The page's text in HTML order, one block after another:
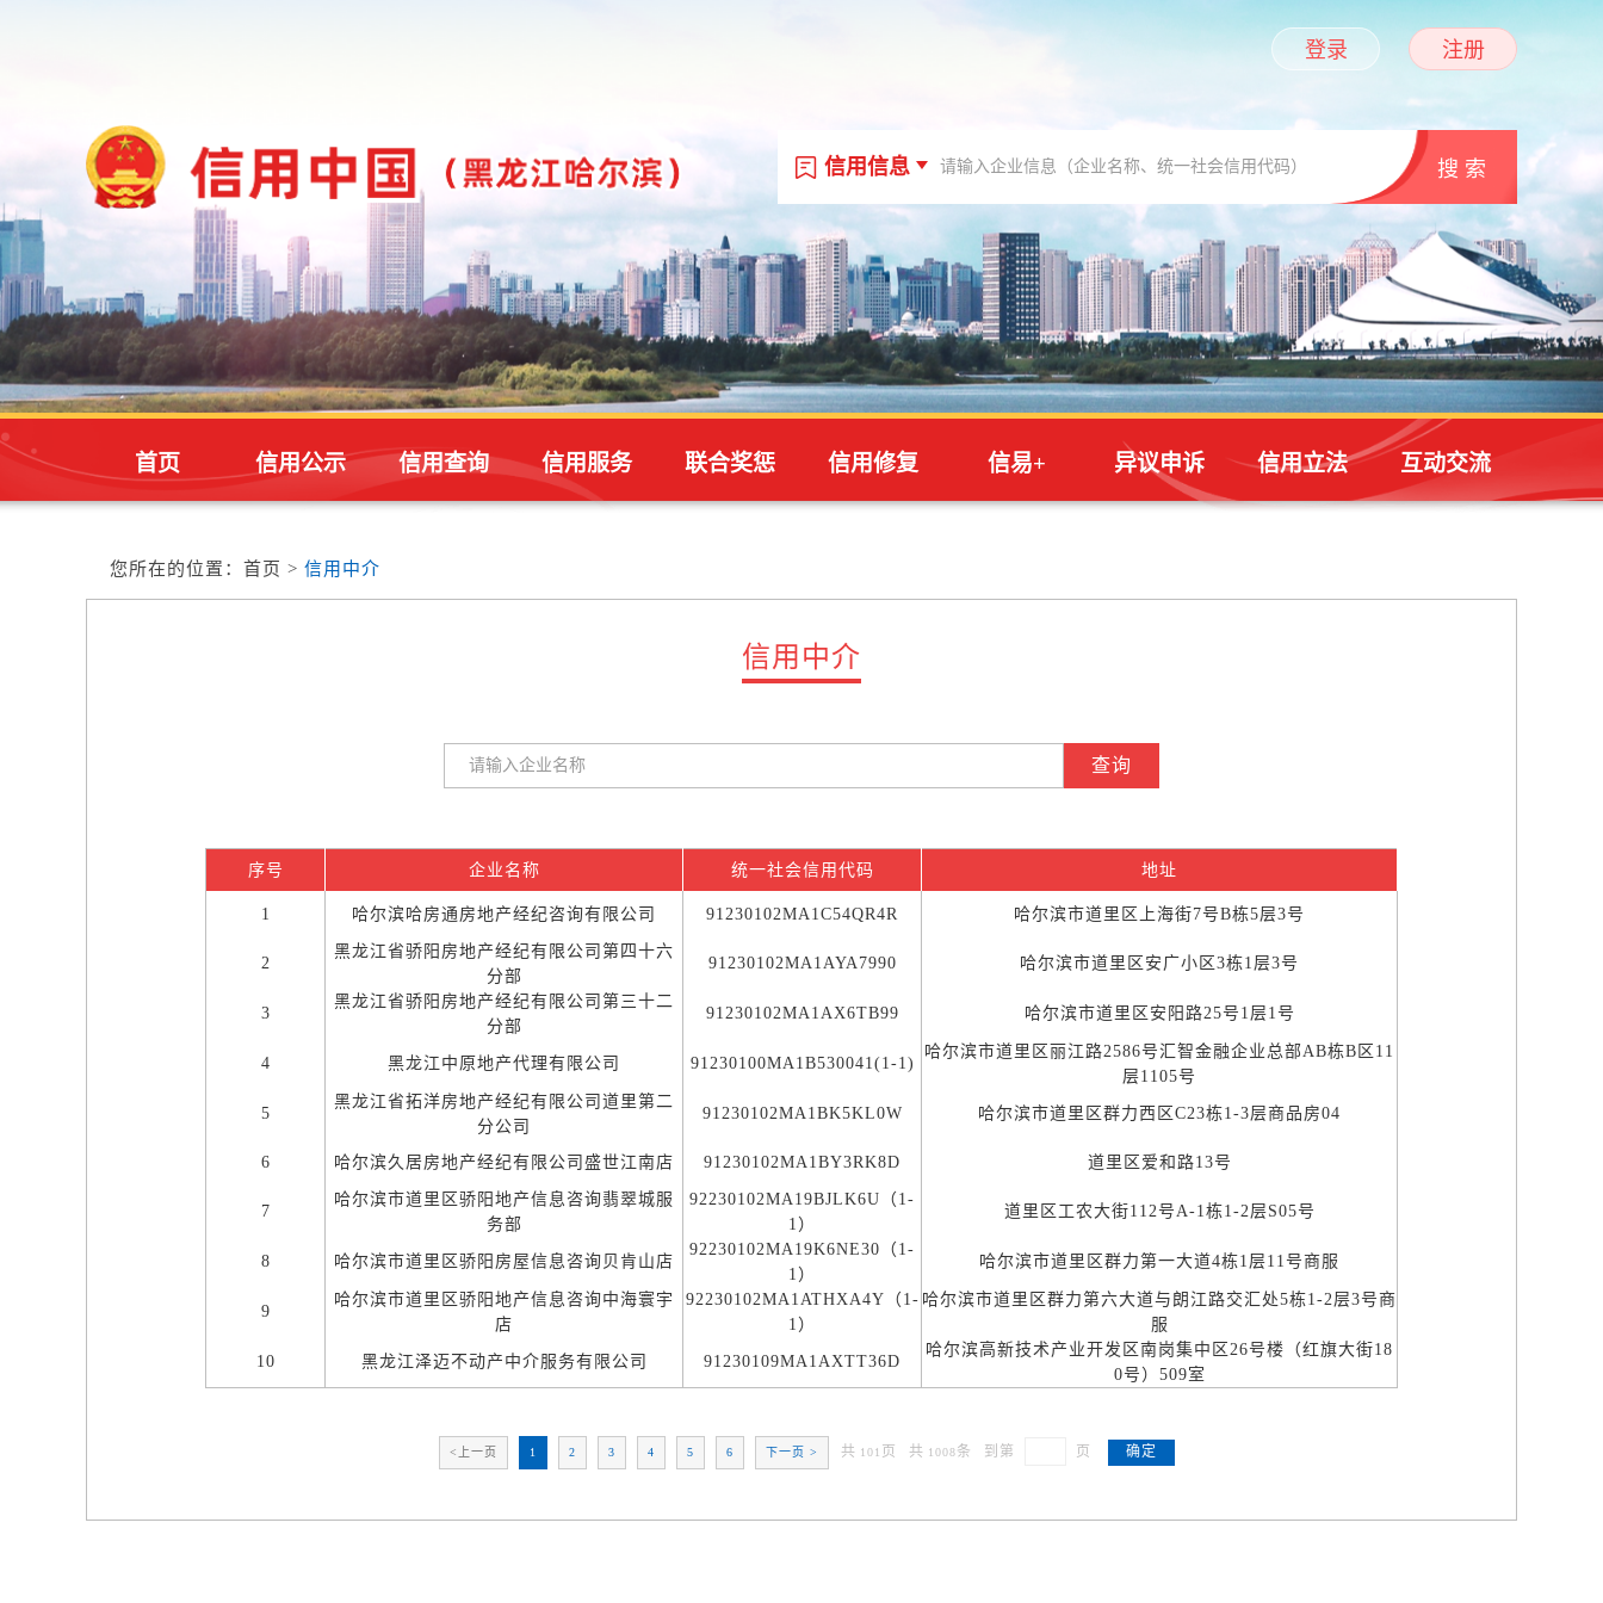
登录 注册
信用信息
信用信息
信用代码
站内文章
首页 信用公示 信用查询 信用服务 联合奖惩 信用修复 信易+ 异议申诉 信用立法 互动交流
您所在的位置： 首页 > 信用中介
信用中介
查询
序号 企业名称 统一社会信用代码 地址
1 哈尔滨哈房通房地产经纪咨询有限公司 91230102MA1C54QR4R 哈尔滨市道里区上海街7号B栋5层3号
2
黑龙江省骄阳房地产经纪有限公司第四十六
分部
91230102MA1AYA7990 哈尔滨市道里区安广小区3栋1层3号
3
黑龙江省骄阳房地产经纪有限公司第三十二
分部
91230102MA1AX6TB99 哈尔滨市道里区安阳路25号1层1号
4 黑龙江中原地产代理有限公司 91230100MA1B530041(1-1)
哈尔滨市道里区丽江路2586号汇智金融企业总部AB栋B区11
层1105号
5
黑龙江省拓洋房地产经纪有限公司道里第二
分公司
91230102MA1BK5KL0W 哈尔滨市道里区群力西区C23栋1-3层商品房04
6 哈尔滨久居房地产经纪有限公司盛世江南店 91230102MA1BY3RK8D 道里区爱和路13号
7
哈尔滨市道里区骄阳地产信息咨询翡翠城服
务部
92230102MA19BJLK6U（1-
1）
道里区工农大街112号A-1栋1-2层S05号
8 哈尔滨市道里区骄阳房屋信息咨询贝肯山店
92230102MA19K6NE30（1-
1）
哈尔滨市道里区群力第一大道4栋1层11号商服
9
哈尔滨市道里区骄阳地产信息咨询中海寰宇
店
92230102MA1ATHXA4Y（1-
1）
哈尔滨市道里区群力第六大道与朗江路交汇处5栋1-2层3号商
服
10 黑龙江泽迈不动产中介服务有限公司 91230109MA1AXTT36D
哈尔滨高新技术产业开发区南岗集中区26号楼（红旗大街18
0号）509室
<上一页 1 2 3 4 5 6 下一页 > 共 101 页 共 1008条 到第 页 确定